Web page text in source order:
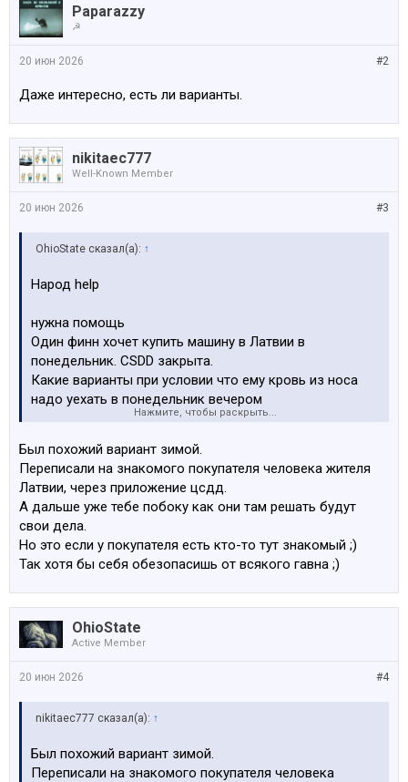
Paparazzy
☭
#2
20 июн 2026
Даже интересно, есть ли варианты.
nikitaec777
Well-Known Member
#3
20 июн 2026
OhioState сказал(а): ↑
Народ help
нужна помощь
Один финн хочет купить машину в Латвии в
понедельник. CSDD закрыта.
Какие варианты при условии что ему кровь из носа
надо уехать в понедельник вечером
Нажмите, чтобы раскрыть...
Был похожий вариант зимой.
Переписали на знакомого покупателя человека жителя
Латвии, через приложение цсдд.
А дальше уже тебе побоку как они там решать будут
свои дела.
Но это если у покупателя есть кто-то тут знакомый ;)
Так хотя бы себя обезопасишь от всякого гавна ;)
OhioState
Active Member
#4
20 июн 2026
nikitaec777 сказал(а): ↑
Был похожий вариант зимой.
Переписали на знакомого покупателя человека